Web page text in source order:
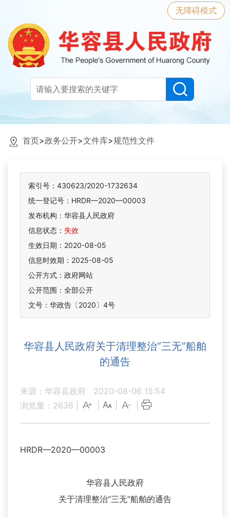
无障碍模式
首页>政务公开>文件库>规范性文件
索引号：430623/2020-1732634
统一登记号：HRDR—2020—00003
发布机构：华容县人民政府
信息状态： 失效
生效日期：2020-08-05
信息时效期： 2025-08-05
公开方式：政府网站
公开范围：全部公开
文号：华政告〔2020〕4号
华容县人民政府关于清理整治“三无”船舶
的通告
来源：华容县政府
2020-08-06 15:54
浏览量： 2636
HRDR—2020—00003
华容县人民政府
关于清理整治“三无”船舶的通告